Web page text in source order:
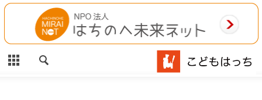
CLOSE
HOME